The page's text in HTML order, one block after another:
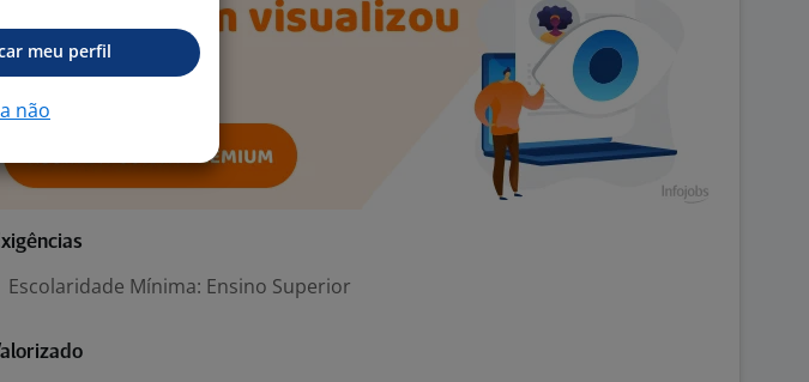
Escolaridade Mínima: Ensino Superior
meu perfil
não